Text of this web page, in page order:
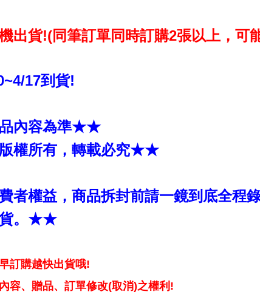
出貨!(同筆訂單同時訂購2張以上，可
17到貨!
內容為準★★
權所有，轉載必究★★
權益，商品拆封前請一鏡到底全程
貨。★★
訂購越快出貨哦!
容、贈品、訂單修改(取消)之權利!